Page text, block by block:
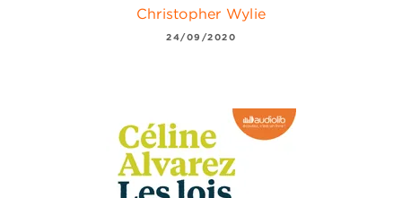
Christopher Wylie
24/09/2020